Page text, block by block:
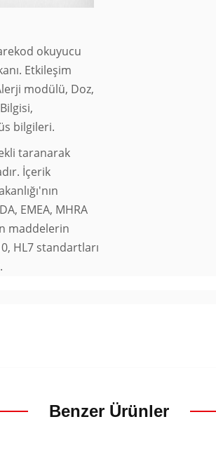
okuyucu
Etkileşim
modülü, Doz,
bilgileri.
taranarak
İçerik
EMEA, MHRA
maddelerin
HL7 standartları
Benzer Ürünler